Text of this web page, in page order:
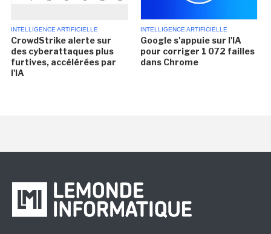
INTELLIGENCE ARTIFICIELLE
CrowdStrike alerte sur
des cyberattaques plus
furtives, accélérées par
l'IA
INTELLIGENCE ARTIFICIELLE
Google s'appuie sur l'IA
pour corriger 1 072 failles
dans Chrome